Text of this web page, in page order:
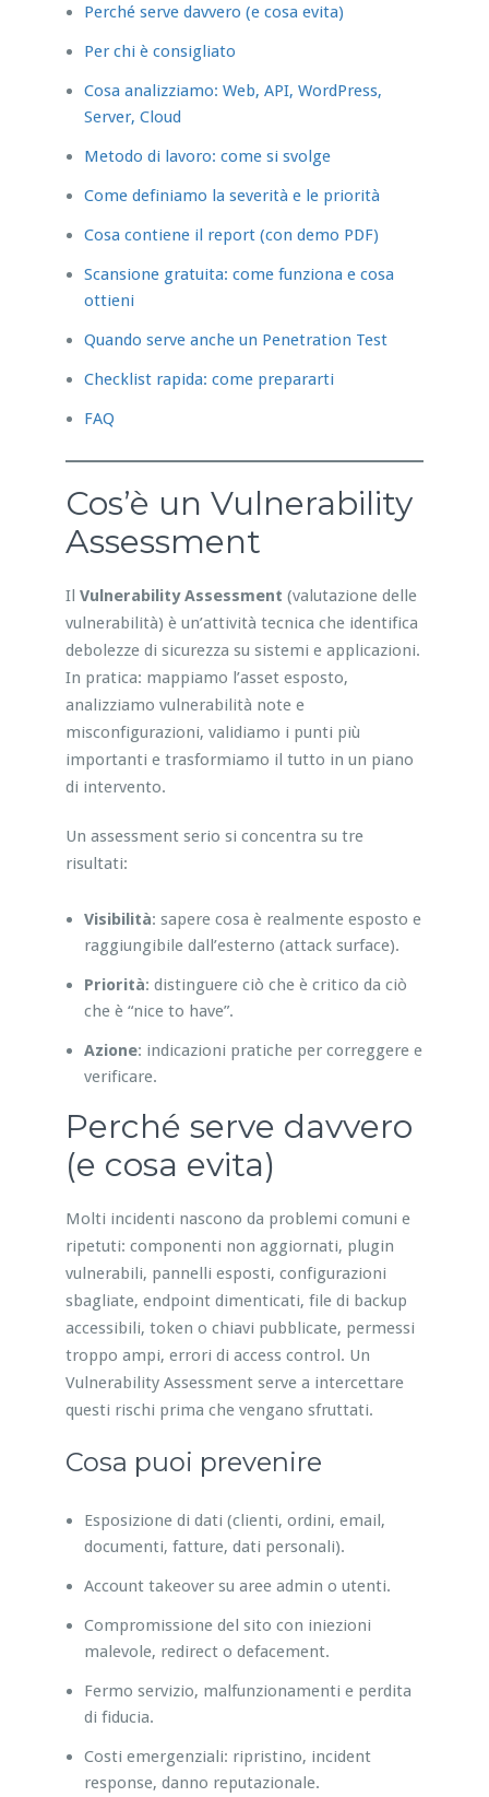
Perché serve davvero (e cosa evita)
Per chi è consigliato
Cosa analizziamo: Web, API, WordPress,
Server, Cloud
Metodo di lavoro: come si svolge
Come definiamo la severità e le priorità
Cosa contiene il report (con demo PDF)
Scansione gratuita: come funziona e cosa
ottieni
Quando serve anche un Penetration Test
Checklist rapida: come prepararti
FAQ
Cos’è un Vulnerability
Assessment
Il Vulnerability Assessment (valutazione delle
vulnerabilità) è un’attività tecnica che identifica
debolezze di sicurezza su sistemi e applicazioni.
In pratica: mappiamo l’asset esposto,
analizziamo vulnerabilità note e
misconfigurazioni, validiamo i punti più
importanti e trasformiamo il tutto in un piano
di intervento.
Un assessment serio si concentra su tre
risultati:
Visibilità: sapere cosa è realmente esposto e
raggiungibile dall’esterno (attack surface).
Priorità: distinguere ciò che è critico da ciò
che è “nice to have”.
Azione: indicazioni pratiche per correggere e
verificare.
Perché serve davvero
(e cosa evita)
Molti incidenti nascono da problemi comuni e
ripetuti: componenti non aggiornati, plugin
vulnerabili, pannelli esposti, configurazioni
sbagliate, endpoint dimenticati, file di backup
accessibili, token o chiavi pubblicate, permessi
troppo ampi, errori di access control. Un
Vulnerability Assessment serve a intercettare
questi rischi prima che vengano sfruttati.
Cosa puoi prevenire
Esposizione di dati (clienti, ordini, email,
documenti, fatture, dati personali).
Account takeover su aree admin o utenti.
Compromissione del sito con iniezioni
malevole, redirect o defacement.
Fermo servizio, malfunzionamenti e perdita
di fiducia.
Costi emergenziali: ripristino, incident
response, danno reputazionale.